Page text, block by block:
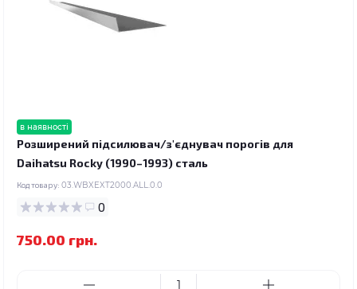
в наявності
Розширений підсилювач/з'єднувач порогів для
Daihatsu Rocky (1990–1993) сталь
Код товару: 03.WBXEXT2000.ALL.0.0
0
750.00 грн.